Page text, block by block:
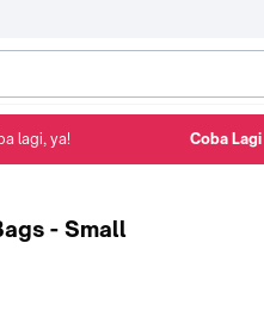
Bags - Small
lagi, ya! Coba Lagi